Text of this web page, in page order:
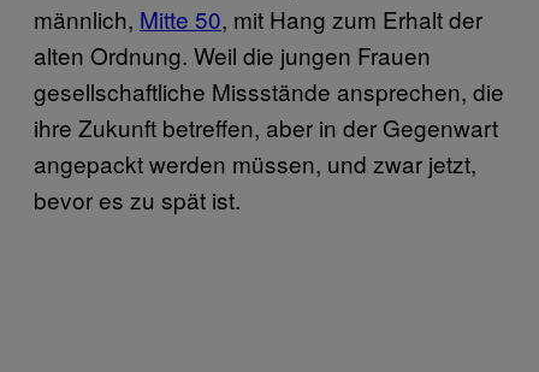
männlich, Mitte 50, mit Hang zum Erhalt der
alten Ordnung. Weil die jungen Frauen
gesellschaftliche Missstände ansprechen, die
ihre Zukunft betreffen, aber in der Gegenwart
angepackt werden müssen, und zwar jetzt,
bevor es zu spät ist.